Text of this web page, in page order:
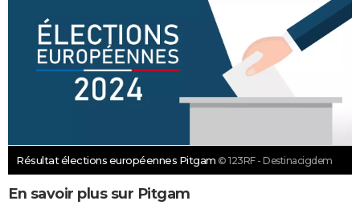
Résultat élections européennes Pitgam © 123RF - Destinacigdem
En savoir plus sur Pitgam